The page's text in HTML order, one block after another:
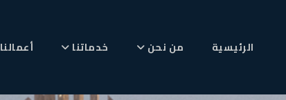
الرئيسية من نحن خدماتنا أعمالنا